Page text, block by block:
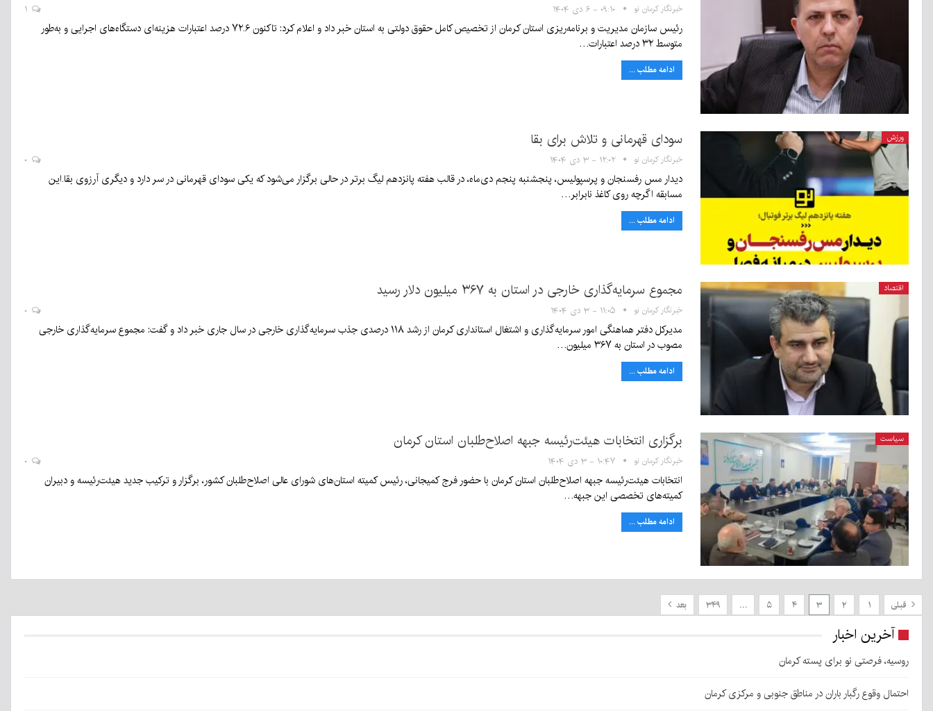
خبرنگار کرمان نو ۰۹:۱۰ - ۶ دی ۱۴۰۴
رئیس سازمان مدیریت و برنامه‌ریزی استان کرمان از تخصیص کامل حقوق دولتی به استان خبر داد و اعلام کرد: تاکنون ۷۲.۶ درصد اعتبارات هزینه‌ای دستگاه‌های اجرایی و به‌طور
متوسط ۳۲ درصد اعتبارات…
ادامه مطلب ...
ورزش سودای قهرمانی و تلاش برای بقا
خبرنگار کرمان نو ۱۲:۰۲ - ۳ دی ۱۴۰۴
دیدار مس رفسنجان و پرسپولیس، پنجشنبه پنجم دی‌ماه، در قالب هفته پانزدهم لیگ برتر در حالی برگزار می‌شود که یکی سودای قهرمانی در سر دارد و دیگری آرزوی بقا.این
مسابقه اگرچه روی کاغذ نابرابر…
ادامه مطلب ...
اقتصاد مجموع سرمایه‌گذاری خارجی در استان به ۳۶۷ میلیون دلار رسید
خبرنگار کرمان نو ۱۱:۰۵ - ۳ دی ۱۴۰۴
مدیرکل دفتر هماهنگی امور سرمایه‌گذاری و اشتغال استانداری کرمان از رشد ۱۱۸ درصدی جذب سرمایه‌گذاری خارجی در سال جاری خبر داد و گفت: مجموع سرمایه‌گذاری خارجی
مصوب در استان به ۳۶۷ میلیون…
ادامه مطلب ...
سیاست برگزاری انتخابات هیئت‌رئیسه جبهه اصلاح‌طلبان استان کرمان
خبرنگار کرمان نو ۱۰:۴۷ - ۳ دی ۱۴۰۴
انتخابات هیئت‌رئیسه جبهه اصلاح‌طلبان استان کرمان با حضور فرج کمیجانی، رئیس کمیته استان‌های شورای عالی اصلاح‌طلبان کشور، برگزار و ترکیب جدید هیئت‌رئیسه و دبیران
کمیته‌های تخصصی این جبهه…
ادامه مطلب ...
قبلی ۱ ۲ ۳ ۴ ۵ … ۳۴۹ بعد
آخرین اخبار
روسیه، فرصتی نو برای پسته کرمان
احتمال وقوع رگبار باران در مناطق جنوبی و مرکزی کرمان